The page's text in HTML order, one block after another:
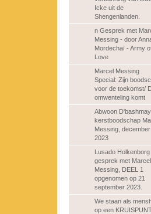
Icke uit de
Shengenlanden.
n Gesprek met
Messing - door
Mordechaï - Army
Love
Marcel Messing
Special: Zijn
voor de toekomst/
omwenteling komt
Abwoon
kerstboodschap
Messing, december
2023
Lusado Holkenborg
gesprek met Marcel
Messing, DEEL 1
opgenomen op 21
september 2023.
We staan als
op een